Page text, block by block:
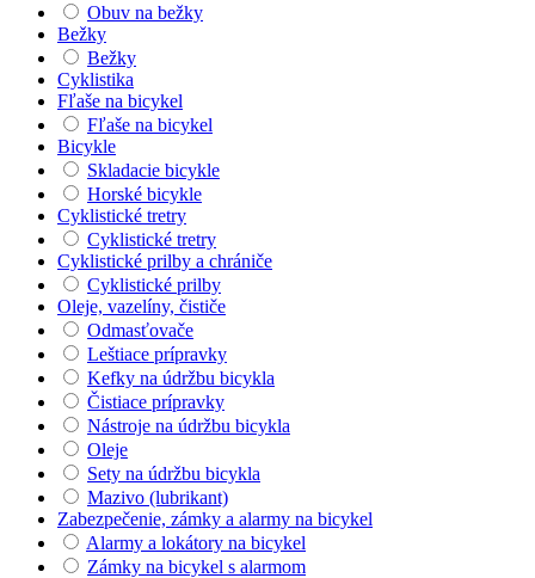
Obuv na bežky
Bežky
Bežky
Cyklistika
Fľaše na bicykel
Fľaše na bicykel
Bicykle
Skladacie bicykle
Horské bicykle
Cyklistické tretry
Cyklistické tretry
Cyklistické prilby a chrániče
Cyklistické prilby
Oleje, vazelíny, čističe
Odmasťovače
Leštiace prípravky
Kefky na údržbu bicykla
Čistiace prípravky
Nástroje na údržbu bicykla
Oleje
Sety na údržbu bicykla
Mazivo (lubrikant)
Zabezpečenie, zámky a alarmy na bicykel
Alarmy a lokátory na bicykel
Zámky na bicykel s alarmom